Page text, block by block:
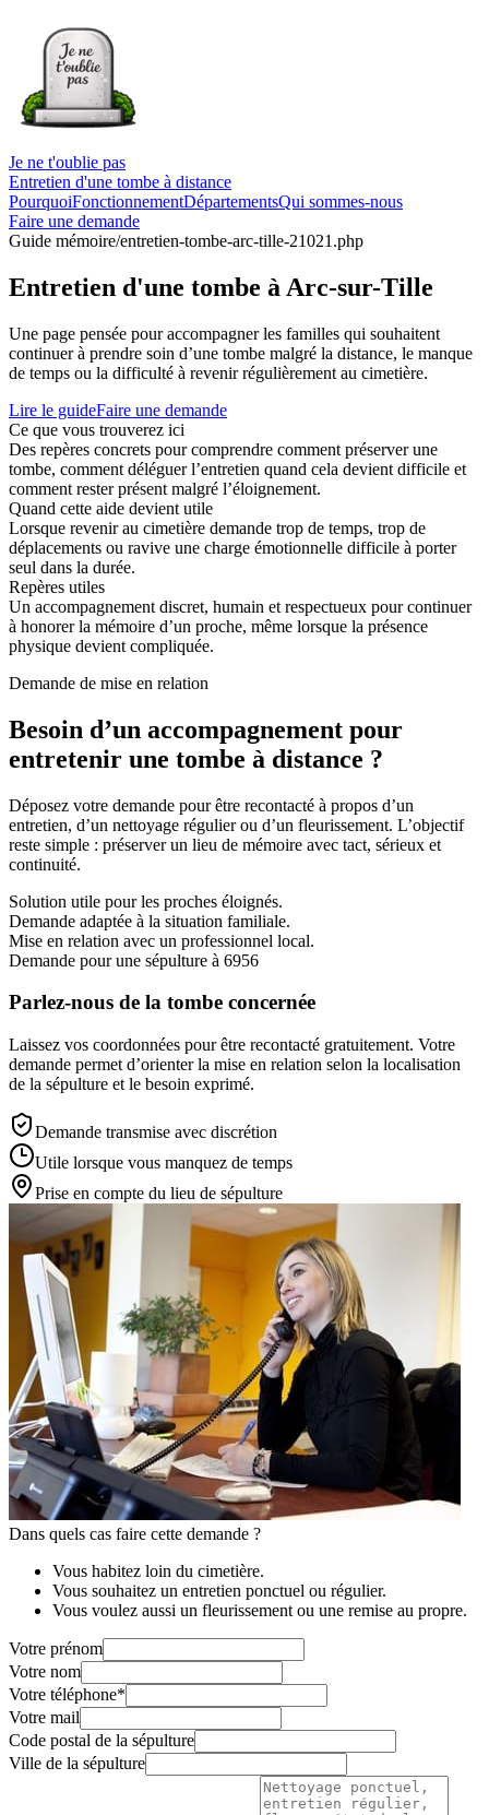
Je ne t'oublie pas
Entretien d'une tombe à distance
PourquoiFonctionnementDépartementsQui sommes-nous
Faire une demande
Guide mémoire/entretien-tombe-arc-tille-21021.php
Entretien d'une tombe à Arc-sur-Tille
Une page pensée pour accompagner les familles qui souhaitent
continuer à prendre soin d’une tombe malgré la distance, le manque
de temps ou la difficulté à revenir régulièrement au cimetière.
Lire le guideFaire une demande
Ce que vous trouverez ici
Des repères concrets pour comprendre comment préserver une
tombe, comment déléguer l’entretien quand cela devient difficile et
comment rester présent malgré l’éloignement.
Quand cette aide devient utile
Lorsque revenir au cimetière demande trop de temps, trop de
déplacements ou ravive une charge émotionnelle difficile à porter
seul dans la durée.
Repères utiles
Un accompagnement discret, humain et respectueux pour continuer
à honorer la mémoire d’un proche, même lorsque la présence
physique devient compliquée.
Demande de mise en relation
Besoin d’un accompagnement pour
entretenir une tombe à distance ?
Déposez votre demande pour être recontacté à propos d’un
entretien, d’un nettoyage régulier ou d’un fleurissement. L’objectif
reste simple : préserver un lieu de mémoire avec tact, sérieux et
continuité.
Solution utile pour les proches éloignés.
Demande adaptée à la situation familiale.
Mise en relation avec un professionnel local.
Demande pour une sépulture à 6956
Parlez-nous de la tombe concernée
Laissez vos coordonnées pour être recontacté gratuitement. Votre
demande permet d’orienter la mise en relation selon la localisation
de la sépulture et le besoin exprimé.
Demande transmise avec discrétion
Utile lorsque vous manquez de temps
Prise en compte du lieu de sépulture
Dans quels cas faire cette demande ?
Vous habitez loin du cimetière.
Vous souhaitez un entretien ponctuel ou régulier.
Vous voulez aussi un fleurissement ou une remise au propre.
Votre prénom
Votre nom
Votre téléphone*
Votre mail
Code postal de la sépulture
Ville de la sépulture